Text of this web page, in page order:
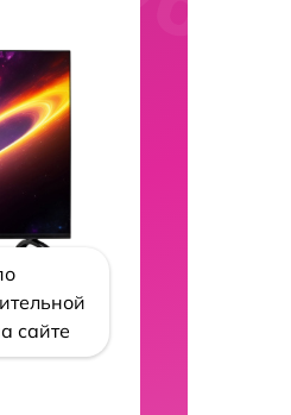
сайте